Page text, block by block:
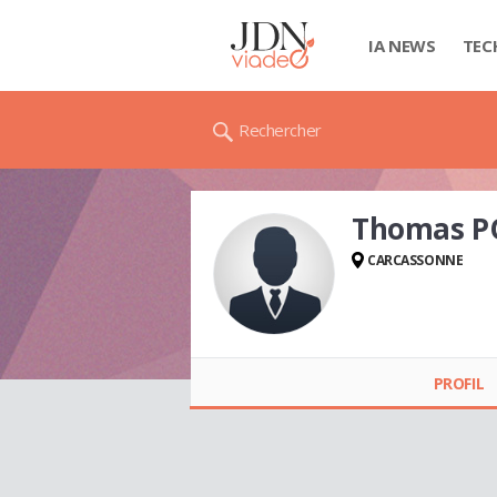
IA NEWS
Rechercher
Thomas
CARCASSONNE
PROFIL